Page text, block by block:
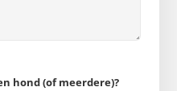
hond (of meerdere)?